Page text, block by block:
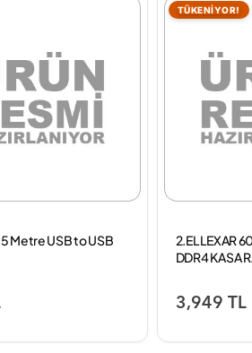
Metre USB to USB
TÜKENİYOR!
2.EL LEXAR
DDR4 KASA
3,949 TL